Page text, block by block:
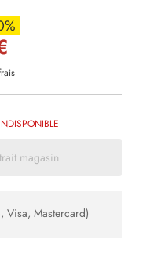
INDISPONIBLE
magasin
Visa, Mastercard)